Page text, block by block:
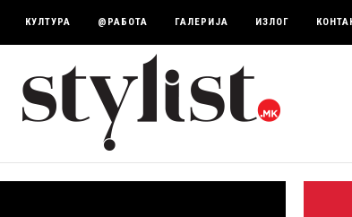
КУЛТУРА @РАБОТА ГАЛЕРИЈА ИЗЛОГ